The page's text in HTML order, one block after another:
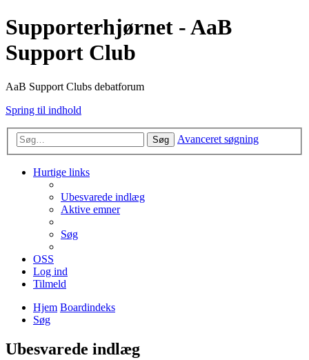
Supporterhjørnet - AaB
Support Club
AaB Support Clubs debatforum
Spring til indhold
Søg Avanceret søgning
Hurtige links
Ubesvarede indlæg
Aktive emner
Søg
OSS
Log ind
Tilmeld
Hjem Boardindeks
Søg
Ubesvarede indlæg